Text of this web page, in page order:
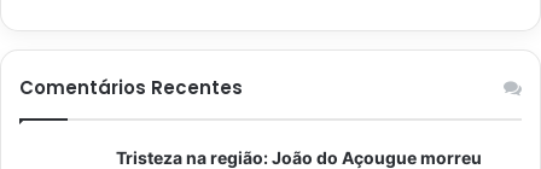
Comentários Recentes
Tristeza na região: João do Açougue morreu